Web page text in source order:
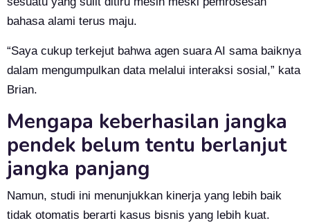
bahasa alami terus maju.
“Saya cukup terkejut bahwa agen suara AI sama baiknya
dalam mengumpulkan data melalui interaksi sosial,” kata
Brian.
Mengapa keberhasilan jangka
pendek belum tentu berlanjut
jangka panjang
Namun, studi ini menunjukkan kinerja yang lebih baik
tidak otomatis berarti kasus bisnis yang lebih kuat.